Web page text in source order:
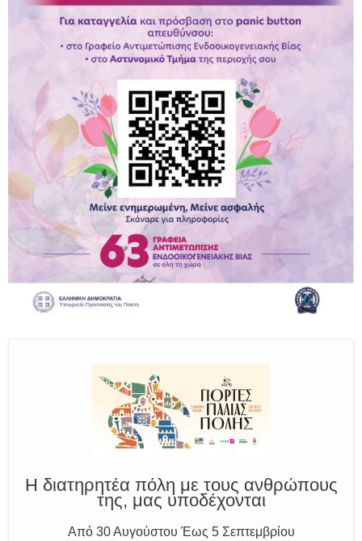
Καλούμε Άμεσα την Πυροσβεστική στο 199 ή στο 112
και δίνουμε σαφείς πληροφορίες